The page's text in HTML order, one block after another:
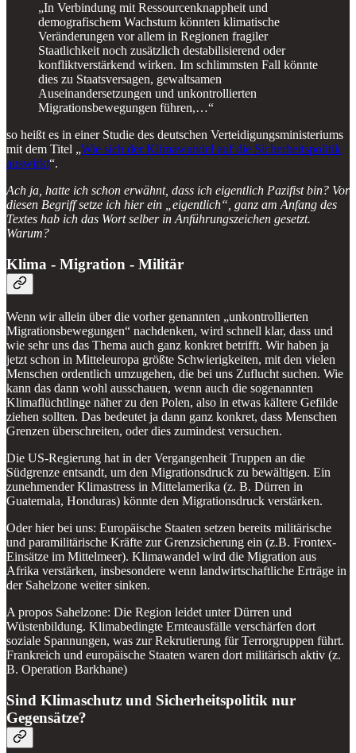
„In Verbindung mit Ressourcenknappheit und
demografischem Wachstum könnten klimatische
Veränderungen vor allem in Regionen fragiler
Staatlichkeit noch zusätzlich destabilisierend oder
konfliktverstärkend wirken. Im schlimmsten Fall könnte
dies zu Staatsversagen, gewaltsamen
Auseinandersetzungen und unkontrollierten
Migrationsbewegungen führen,…“
so heißt es in einer Studie des deutschen Verteidigungsministeriums
mit dem Titel „Wie sich der Klimawandel auf die Sicherheitspolitik
auswirkt“.
Ach ja, hatte ich schon erwähnt, dass ich eigentlich Pazifist bin? Vor
diesen Begriff setze ich hier ein „eigentlich“, ganz am Anfang des
Textes hab ich das Wort selber in Anführungszeichen gesetzt.
Warum?
Klima - Migration - Militär
Wenn wir allein über die vorher genannten „unkontrollierten
Migrationsbewegungen“ nachdenken, wird schnell klar, dass und
wie sehr uns das Thema auch ganz konkret betrifft. Wir haben ja
jetzt schon in Mitteleuropa größte Schwierigkeiten, mit den vielen
Menschen ordentlich umzugehen, die bei uns Zuflucht suchen. Wie
kann das dann wohl ausschauen, wenn auch die sogenannten
Klimaflüchtlinge näher zu den Polen, also in etwas kältere Gefilde
ziehen sollten. Das bedeutet ja dann ganz konkret, dass Menschen
Grenzen überschreiten, oder dies zumindest versuchen.
Die US-Regierung hat in der Vergangenheit Truppen an die
Südgrenze entsandt, um den Migrationsdruck zu bewältigen. Ein
zunehmender Klimastress in Mittelamerika (z. B. Dürren in
Guatemala, Honduras) könnte den Migrationsdruck verstärken.
Oder hier bei uns: Europäische Staaten setzen bereits militärische
und paramilitärische Kräfte zur Grenzsicherung ein (z.B. Frontex-
Einsätze im Mittelmeer). Klimawandel wird die Migration aus
Afrika verstärken, insbesondere wenn landwirtschaftliche Erträge in
der Sahelzone weiter sinken.
A propos Sahelzone: Die Region leidet unter Dürren und
Wüstenbildung. Klimabedingte Ernteausfälle verschärfen dort
soziale Spannungen, was zur Rekrutierung für Terrorgruppen führt.
Frankreich und europäische Staaten waren dort militärisch aktiv (z.
B. Operation Barkhane)
Sind Klimaschutz und Sicherheitspolitik nur
Gegensätze?